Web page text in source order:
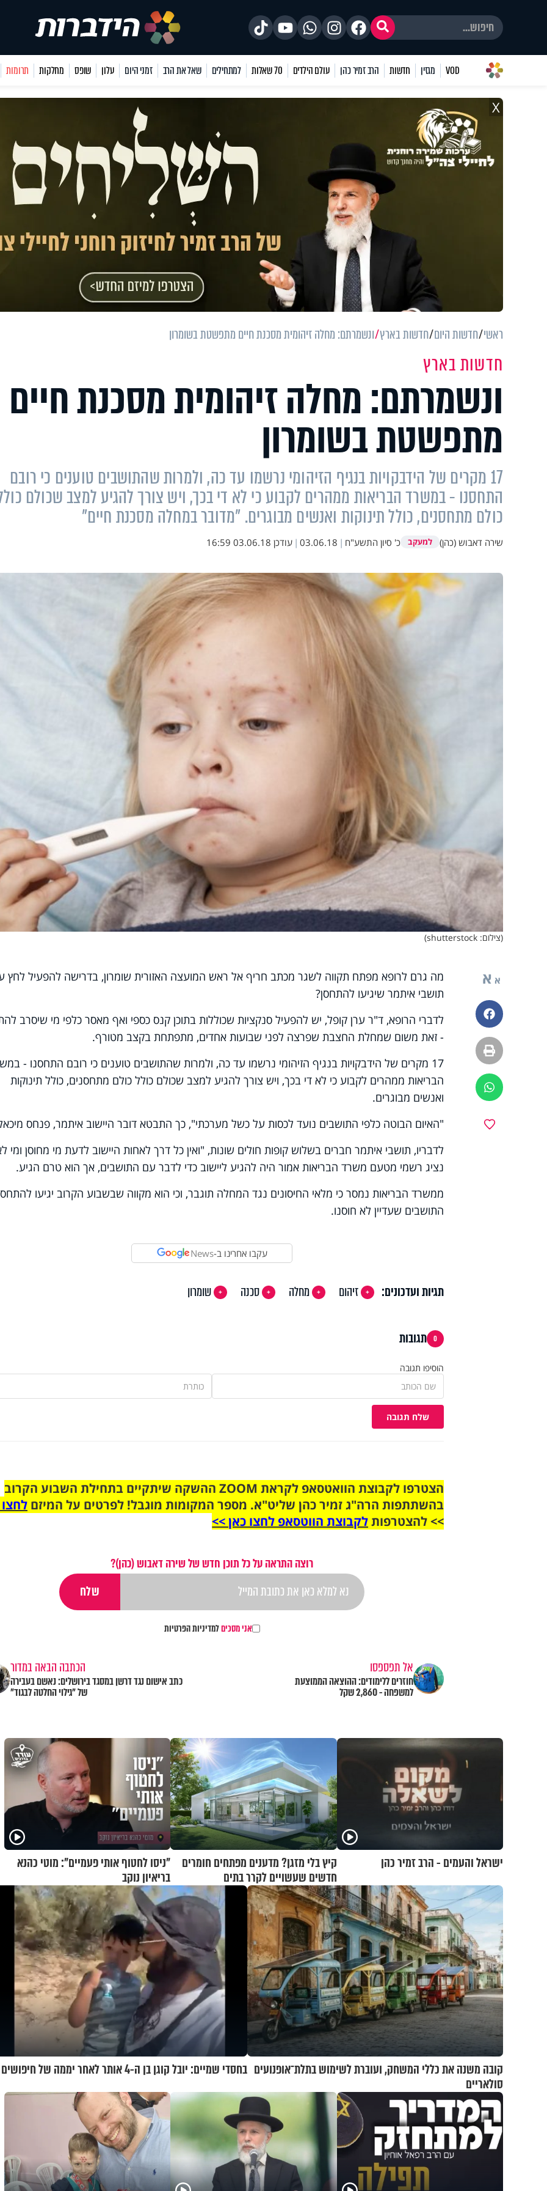
VOD מגזין חדשות הרב זמיר כהן עולם הילדים 70 שאלות למתחילים שאל את הרב זמני היום עלון שופס מחלקות תרומות
X
ראשי חדשות היום חדשות בארץ ונשמרתם: מחלה זיהומית מסכנת חיים מתפשטת בשומרון
חדשות בארץ
ונשמרתם: מחלה זיהומית מסכנת חיים
מתפשטת בשומרון
17 מקרים של הידבקויות בנגיף הזיהומי נרשמו עד כה, ולמרות שהתושבים טוענים כי רובם
התחסנו - במשרד הבריאות ממהרים לקבוע כי לא די בכך, ויש צורך להגיע למצב שכולם
כולם מתחסנים, כולל תינוקות ואנשים מבוגרים. "מדובר במחלה מסכנת חיים"
שירה דאבוש (כהן) למעקב כ' סיון התשע"ח |
03.06.18
| עודכן 03.06.18 16:59
(צילום: shutterstock)
א א
פייסבוק
הדפסה
ווטסאפ
מה גרם לרופא מפתח תקווה לשגר מכתב חריף אל ראש המועצה האזורית שומרון, בדרישה להפעיל לחץ
תושבי איתמר שיגיעו להתחסן?
לדברי הרופא, ד"ר ערן קופל, יש להפעיל סנקציות שכוללות בתוכן קנס כספי ואף מאסר כלפי מי שיסרב
- זאת משום שמחלת החצבת שפרצה לפני שבועות אחדים, מתפתחת בקצב מטורף.
17 מקרים של הידבקויות בנגיף הזיהומי נרשמו עד כה, ולמרות שהתושבים טוענים כי רובם התחסנו -
הבריאות ממהרים לקבוע כי לא די בכך, ויש צורך להגיע למצב שכולם כולל כולם מתחסנים, כולל תינוקות
ואנשים מבוגרים.
"האיום הבוטה כלפי התושבים נועד לכסות על כשל מערכתי", כך התבטא דובר היישוב איתמר, פנחס
לדבריו, תושבי איתמר חברים בשלוש קופות חולים שונות, "ואין כל דרך לאחות היישוב לדעת מי מחוסן ומי
נציג רשמי מטעם משרד הבריאות אמור היה להגיע ליישוב כדי לדבר עם התושבים, אך הוא טרם הגיע.
ממשרד הבריאות נמסר כי מלאי החיסונים נגד המחלה תוגבר, וכי הוא מקווה שבשבוע הקרוב יגיעו
התושבים שעדיין לא חוסנו.
עקבו אחרינו ב-News
תגיות ועדכונים: זיהום מחלה סכנה שומרון
0 תגובות
הוסיפו תגובה
שלח תגובה
הצטרפו לקבוצת הוואטסאפ לקראת ZOOM ההשקה שיתקיים בתחילת השבוע הקרוב
בהשתתפות הרה"ג זמיר כהן שליט"א. מספר המקומות מוגבל! לפרטים על המיזם
>> להצטרפותלקבוצת הווטסאפ לחצו כאן >>
רוצה התראה על כל תוכן חדש של שירה דאבוש (כהן)?
אני מסכיםלמדיניות הפרטיות
אל תפספסו
חוזרים ללימודים: ההוצאה הממוצעת
למשפחה - 2,860 שקל
הכתבה הבאה במדור
כתב אישום נגד דרשן במסגד בירושלים: נאשם בעבירה
של "גילוי החלטה לבגוד"
ישראל והעמים - הרב זמיר כהן
קיץ בלי מזגן? מדענים מפתחים חומרים
חדשים שעשויים לקרר בתים
"ניסו לחטוף אותי פעמיים": מוטי כהנא
בריאיון נוקב
קובה משנה את כללי המשחק, ועוברת לשימוש בתלת־אופנועים
סולאריים
בחסדי שמיים: יובל קוגן בן ה-4 אותר לאחר יממה של חיפושים